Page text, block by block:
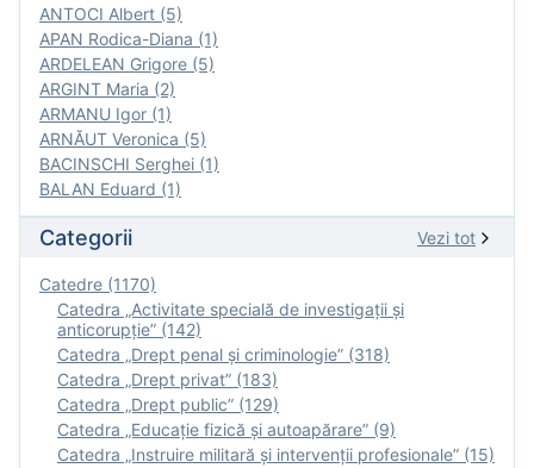
ANTOCI Albert (5)
APAN Rodica-Diana (1)
ARDELEAN Grigore (5)
ARGINT Maria (2)
ARMANU Igor (1)
ARNĂUT Veronica (5)
BACINSCHI Serghei (1)
BALAN Eduard (1)
Categorii Vezi tot
Catedre (1170)
Catedra „Activitate specială de investigaţii şi
anticorupție” (142)
Catedra „Drept penal și criminologie” (318)
Catedra „Drept privat” (183)
Catedra „Drept public” (129)
Catedra „Educație fizică şi autoapărare” (9)
Catedra „Instruire militară şi intervenţii profesionale” (15)